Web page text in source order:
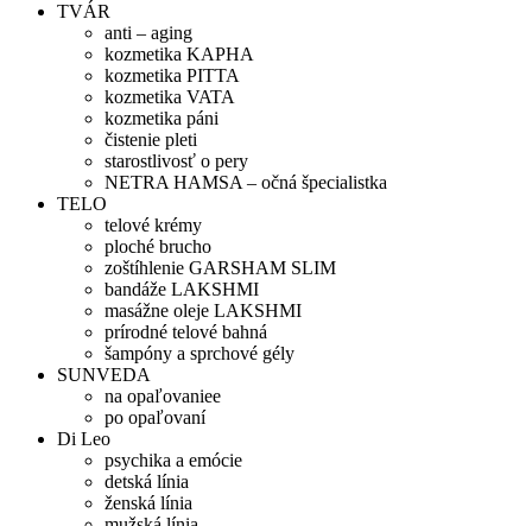
TVÁR
anti – aging
kozmetika KAPHA
kozmetika PITTA
kozmetika VATA
kozmetika páni
čistenie pleti
starostlivosť o pery
NETRA HAMSA – očná špecialistka
TELO
telové krémy
ploché brucho
zoštíhlenie GARSHAM SLIM
bandáže LAKSHMI
masážne oleje LAKSHMI
prírodné telové bahná
šampóny a sprchové gély
SUNVEDA
na opaľovaniee
po opaľovaní
Di Leo
psychika a emócie
detská línia
ženská línia